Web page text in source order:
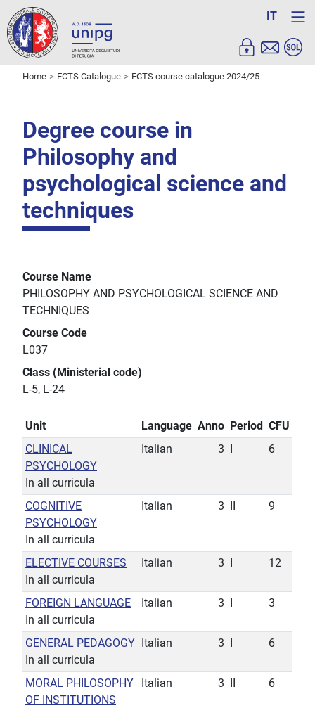
IT
Home ECTS Catalogue ECTS course catalogue 2024/25
Degree course in
Philosophy and
psychological science and
techniques
Course Name
PHILOSOPHY AND PSYCHOLOGICAL SCIENCE AND
TECHNIQUES
Course Code
L037
Class (Ministerial code)
L-5, L-24
Unit Language Anno Period CFU
CLINICAL
PSYCHOLOGY
In all curricula
Italian 3 6
COGNITIVE
PSYCHOLOGY
In all curricula
Italian 3 9
ELECTIVE COURSES
In all curricula
Italian 3 12
FOREIGN LANGUAGE
In all curricula
Italian 3 3
GENERAL PEDAGOGY
In all curricula
Italian 3 6
MORAL PHILOSOPHY
OF INSTITUTIONS
Italian 3 6